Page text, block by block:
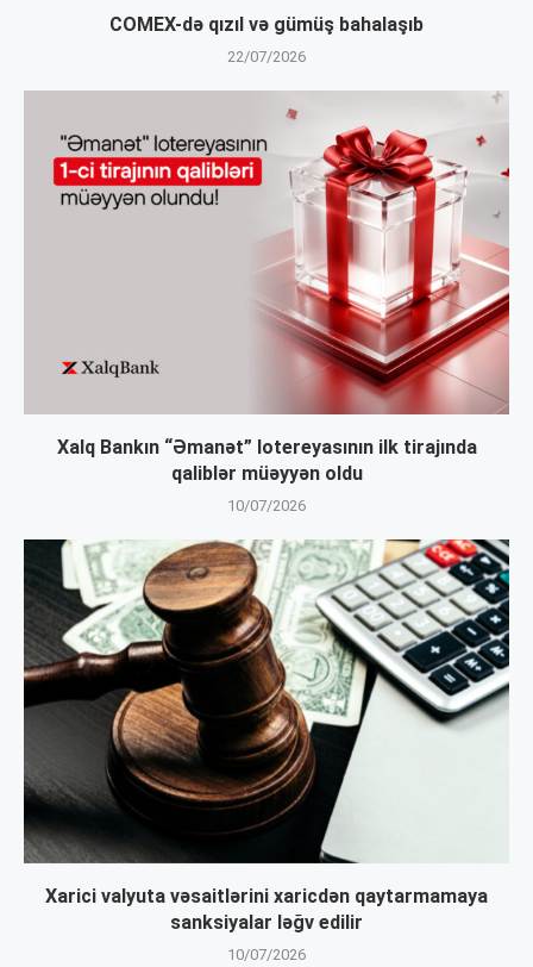
COMEX-də qızıl və gümüş bahalaşıb
22/07/2026
Xalq Bankın “Əmanət” lotereyasının ilk tirajında
qaliblər müəyyən oldu
10/07/2026
Xarici valyuta vəsaitlərini xaricdən qaytarmamaya
sanksiyalar ləğv edilir
10/07/2026